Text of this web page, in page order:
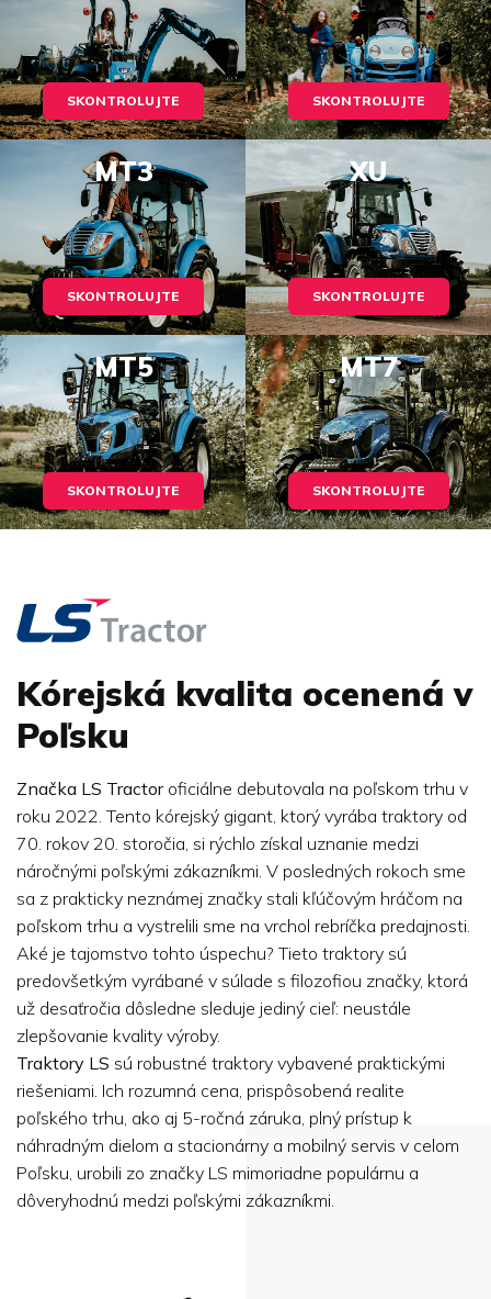
SKONTROLUJTE SKONTROLUJTE
MT3
SKONTROLUJTE
XU
SKONTROLUJTE
MT5
SKONTROLUJTE
MT7
SKONTROLUJTE
Kórejská kvalita ocenená v
Poľsku
Značka LS Tractor oficiálne debutovala na poľskom trhu v
roku 2022. Tento kórejský gigant, ktorý vyrába traktory od
70. rokov 20. storočia, si rýchlo získal uznanie medzi
náročnými poľskými zákazníkmi. V posledných rokoch sme
sa z prakticky neznámej značky stali kľúčovým hráčom na
poľskom trhu a vystrelili sme na vrchol rebríčka predajnosti.
Aké je tajomstvo tohto úspechu? Tieto traktory sú
predovšetkým vyrábané v súlade s filozofiou značky, ktorá
už desaťročia dôsledne sleduje jediný cieľ: neustále
zlepšovanie kvality výroby.
Traktory LS sú robustné traktory vybavené praktickými
riešeniami. Ich rozumná cena, prispôsobená realite
poľského trhu, ako aj 5-ročná záruka, plný prístup k
náhradným dielom a stacionárny a mobilný servis v celom
Poľsku, urobili zo značky LS mimoriadne populárnu a
dôveryhodnú medzi poľskými zákazníkmi.